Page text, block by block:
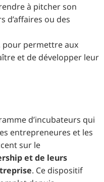
à pitcher son
d’affaires ou des
pour permettre aux
et de développer leur
d’incubateurs qui
entrepreneures et les
sur le
et de leurs
. Ce dispositif